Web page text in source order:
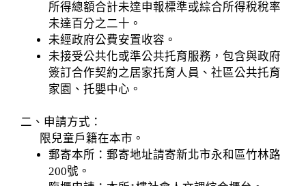
所得總額合計未達申報標準或綜合所得稅稅率
未達百分之二十。
未經政府公費安置收容。
未接受公共化或準公共托育服務，包含與政府
簽訂合作契約之居家托育人員、社區公共托育
家園、托嬰中心。
二、申請方式：
限兒童戶籍在本市。
郵寄本所：郵寄地址請寄新北市永和區竹林路
200號。